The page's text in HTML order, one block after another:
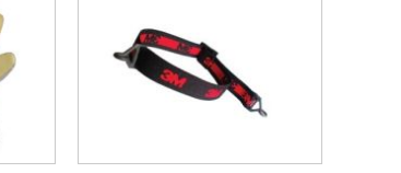
bao ho lao dong - Khóa tập huấn
Truyền thông viên nguồn về AT-